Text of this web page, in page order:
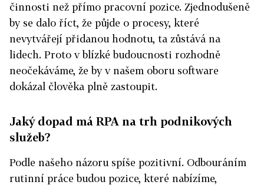
činnosti než přímo pracovní pozice. Zjednodušeně
by se dalo říct, že půjde o procesy, které
nevytvářejí přidanou hodnotu, ta zůstává na
lidech. Proto v blízké budoucnosti rozhodně
neočekáváme, že by v našem oboru software
dokázal člověka plně zastoupit.
Jaký dopad má RPA na trh podnikových
služeb?
Podle našeho názoru spíše pozitivní. Odbouráním
rutinní práce budou pozice, které nabízíme,